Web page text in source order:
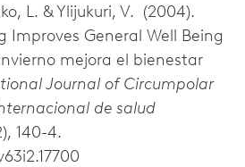
L. & Ylijukuri, V. (2004).
Improves General Well Being
mejora el bienestar
Journal of Circumpolar
de salud
140-4.